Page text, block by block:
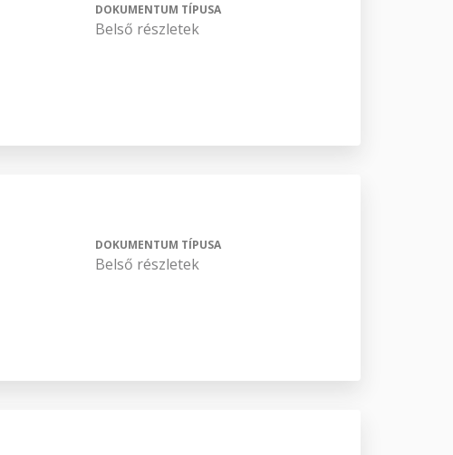
DOKUMENTUM TÍPUSA
Belső részletek
DOKUMENTUM TÍPUSA
Belső részletek